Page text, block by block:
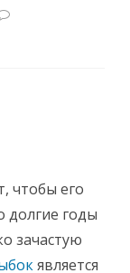
чтобы его
долгие годы
зачастую
является